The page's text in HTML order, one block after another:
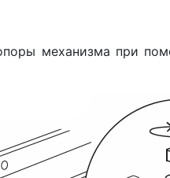
механизма при